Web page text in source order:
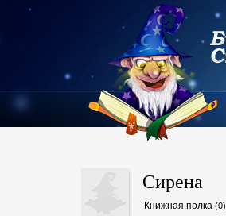
Сирена
Книжная полка (0)